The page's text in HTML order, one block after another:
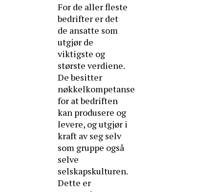
For de aller fleste
bedrifter er det
de ansatte som
utgjør de
viktigste og
største verdiene.
De besitter
nøkkelkompetanse
for at bedriften
kan produsere og
levere, og utgjør i
kraft av seg selv
som gruppe også
selve
selskapskulturen.
Dette er